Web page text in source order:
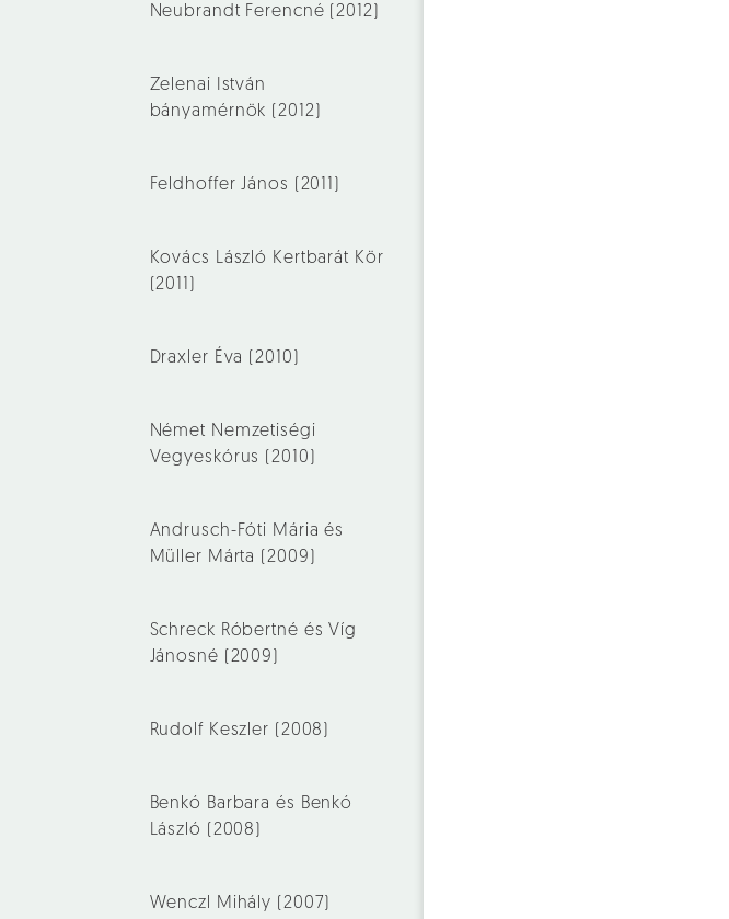
Neubrandt Ferencné (2012)
Zelenai István
bányamérnök (2012)
Feldhoffer János (2011)
Kovács László Kertbarát Kör
(2011)
Draxler Éva (2010)
Német Nemzetiségi
Vegyeskórus (2010)
Andrusch-Fóti Mária és
Müller Márta (2009)
Schreck Róbertné és Víg
Jánosné (2009)
Rudolf Keszler (2008)
Benkó Barbara és Benkó
László (2008)
Wenczl Mihály (2007)